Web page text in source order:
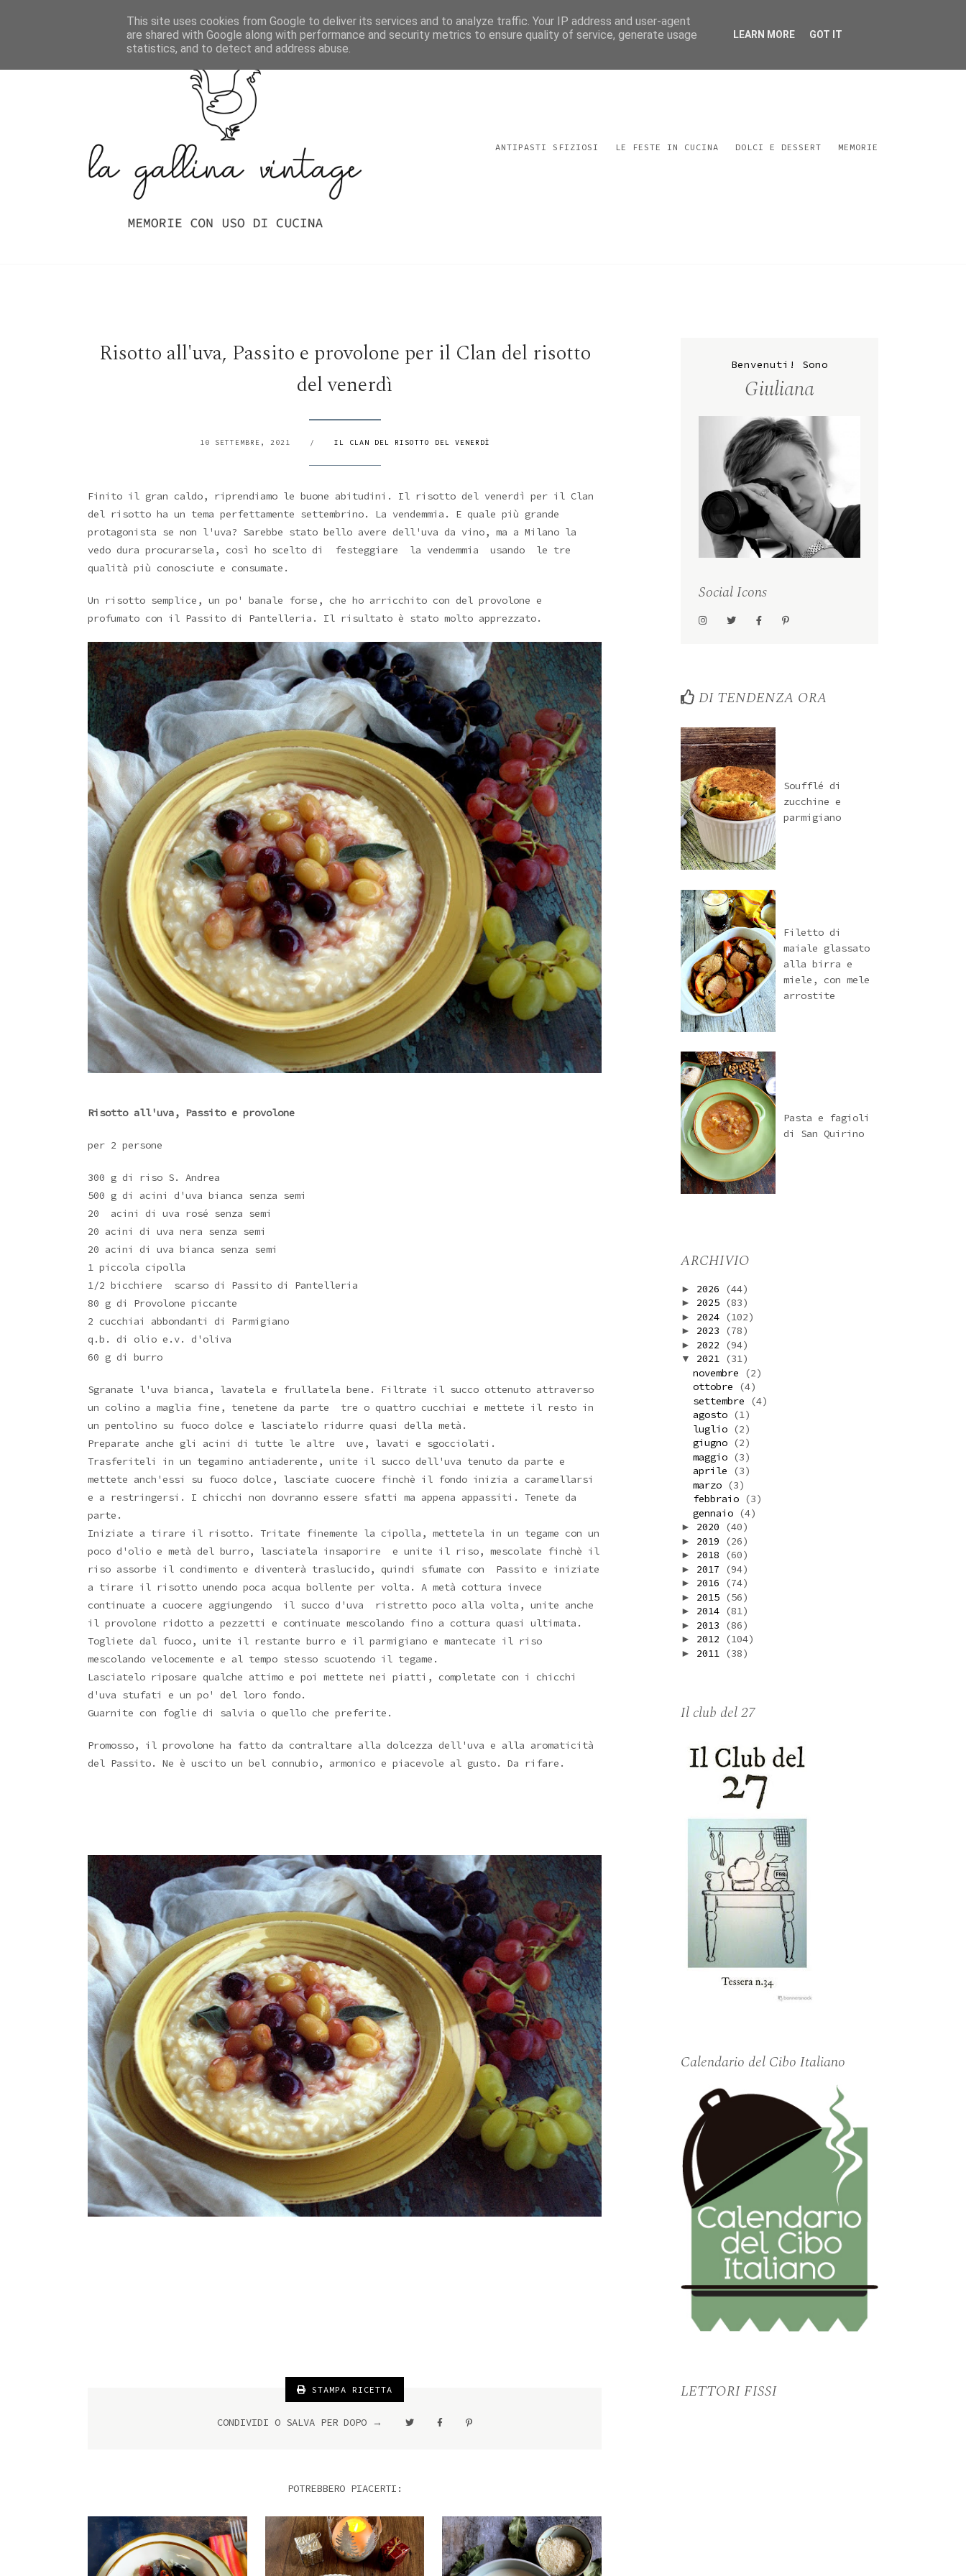
Indice Delle Ricette
ANTIPASTI SFIZIOSI LE FESTE IN CUCINA DOLCI E DESSERT MEMORIE
Risotto all'uva, Passito e provolone per il Clan del risotto
del venerdì
10 SETTEMBRE, 2021 / IL CLAN DEL RISOTTO DEL VENERDÌ
Finito il gran caldo, riprendiamo le buone abitudini. Il risotto del venerdì per il Clan
del risotto ha un tema perfettamente settembrino. La vendemmia. E quale più grande
protagonista se non l'uva? Sarebbe stato bello avere dell'uva da vino, ma a Milano la
vedo dura procurarsela, così ho scelto di festeggiare la vendemmia usando le tre
qualità più conosciute e consumate.
Un risotto semplice, un po' banale forse, che ho arricchito con del provolone e
profumato con il Passito di Pantelleria. Il risultato è stato molto apprezzato.
Risotto all'uva, Passito e provolone
per 2 persone
300 g di riso S. Andrea
500 g di acini d'uva bianca senza semi
20 acini di uva rosé senza semi
20 acini di uva nera senza semi
20 acini di uva bianca senza semi
1 piccola cipolla
1/2 bicchiere scarso di Passito di Pantelleria
80 g di Provolone piccante
2 cucchiai abbondanti di Parmigiano
q.b. di olio e.v. d'oliva
60 g di burro
Sgranate l'uva bianca, lavatela e frullatela bene. Filtrate il succo ottenuto attraverso
un colino a maglia fine, tenetene da parte tre o quattro cucchiai e mettete il resto in
un pentolino su fuoco dolce e lasciatelo ridurre quasi della metà.
Preparate anche gli acini di tutte le altre uve, lavati e sgocciolati.
Trasferiteli in un tegamino antiaderente, unite il succo dell'uva tenuto da parte e
mettete anch'essi su fuoco dolce, lasciate cuocere finchè il fondo inizia a caramellarsi
e a restringersi. I chicchi non dovranno essere sfatti ma appena appassiti. Tenete da
parte.
Iniziate a tirare il risotto. Tritate finemente la cipolla, mettetela in un tegame con un
poco d'olio e metà del burro, lasciatela insaporire e unite il riso, mescolate finchè il
riso assorbe il condimento e diventerà traslucido, quindi sfumate con Passito e iniziate
a tirare il risotto unendo poca acqua bollente per volta. A metà cottura invece
continuate a cuocere aggiungendo il succo d'uva ristretto poco alla volta, unite anche
il provolone ridotto a pezzetti e continuate mescolando fino a cottura quasi ultimata.
Togliete dal fuoco, unite il restante burro e il parmigiano e mantecate il riso
mescolando velocemente e al tempo stesso scuotendo il tegame.
Lasciatelo riposare qualche attimo e poi mettete nei piatti, completate con i chicchi
d'uva stufati e un po' del loro fondo.
Guarnite con foglie di salvia o quello che preferite.
Promosso, il provolone ha fatto da contraltare alla dolcezza dell'uva e alla aromaticità
del Passito. Ne è uscito un bel connubio, armonico e piacevole al gusto. Da rifare.
STAMPA RICETTA
CONDIVIDI O SALVA PER DOPO →
POTREBBERO PIACERTI:
Benvenuti! Sono
Giuliana
Social Icons
DI TENDENZA ORA
Soufflé di
zucchine e
parmigiano
Filetto di
maiale glassato
alla birra e
miele, con mele
arrostite
Pasta e fagioli
di San Quirino
ARCHIVIO
► 2026 (44)
► 2025 (83)
► 2024 (102)
► 2023 (78)
► 2022 (94)
▼ 2021 (31)
novembre
(2)
ottobre
(4)
settembre
(4)
agosto (1)
luglio (2)
giugno (2)
maggio (3)
aprile
(3)
marzo (3)
febbraio (3)
gennaio (4)
► 2020 (40)
► 2019 (26)
► 2018 (60)
► 2017 (94)
► 2016 (74)
► 2015 (56)
► 2014 (81)
► 2013 (86)
► 2012 (104)
► 2011 (38)
Il club del 27
Calendario del Cibo Italiano
LETTORI FISSI
This site uses cookies from Google to deliver its services and to analyze traffic. Your IP address and user-agent
are shared with Google along with performance and security metrics to ensure quality of service, generate usage
statistics, and to detect and address abuse.
LEARN MORE GOT IT